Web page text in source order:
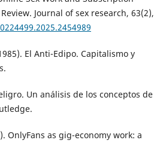
Journal of sex research, 63(2),
El Anti-Edipo. Capitalismo y
Un análisis de los conceptos de
OnlyFans as gig-economy work: a